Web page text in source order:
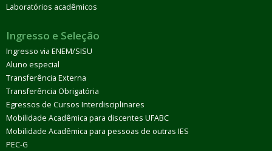
Laboratórios acadêmicos
Ingresso e Seleção
Ingresso via ENEM/SISU
Aluno especial
Transferência Externa
Transferência Obrigatória
Egressos de Cursos Interdisciplinares
Mobilidade Acadêmica para discentes UFABC
Mobilidade Acadêmica para pessoas de outras IES
PEC-G